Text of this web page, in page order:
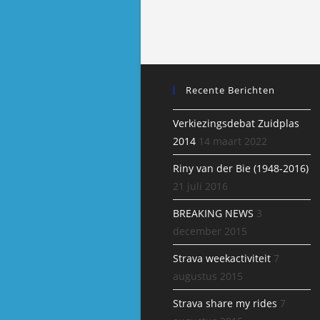
Recente Berichten
Verkiezingsdebat Zuidplas
2014 14 maart 2022
Riny van der Bie (1948-2016)
21 juli 2016
BREAKING NEWS 3
december 2015
Strava weekactiviteit 7
augustus 2015
Strava share my rides 7